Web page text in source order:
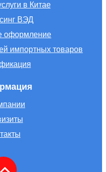
в Китае
ВЭД
оформление
импортных товаров